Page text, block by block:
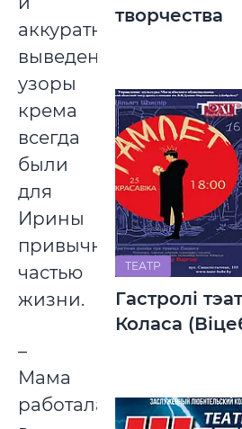
аккуратно
выведенные
узоры
крема
всегда
были
для
Ирины
привычной
частью
жизни.
–
Мама
работала
творчества
ТЕАТР
Гастролі
Коласа